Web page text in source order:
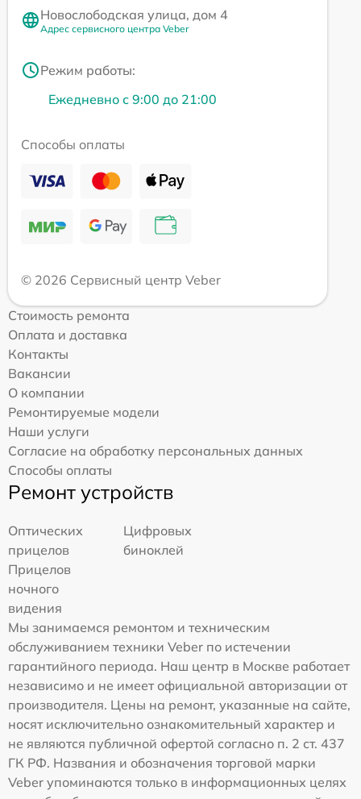
Новослободская улица, дом 4
Адрес сервисного центра Veber
Режим работы:
Ежедневно с 9:00 до 21:00
Способы оплаты
© 2026 Сервисный центр Veber
Стоимость ремонта
Оплата и доставка
Контакты
Вакансии
О компании
Ремонтируемые модели
Наши услуги
Согласие на обработку персональных данных
Способы оплаты
Ремонт устройств
Оптических
прицелов
Цифровых
биноклей
Прицелов
ночного
видения
Мы занимаемся ремонтом и техническим
обслуживанием техники Veber по истечении
гарантийного периода. Наш центр в Москве работает
независимо и не имеет официальной авторизации от
производителя. Цены на ремонт, указанные на сайте,
носят исключительно ознакомительный характер и
не являются публичной офертой согласно п. 2 ст. 437
ГК РФ. Названия и обозначения торговой марки
Veber упоминаются только в информационных целях